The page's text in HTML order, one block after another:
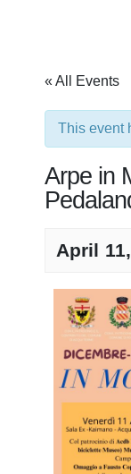
« All Events
This event
Arpe in
April